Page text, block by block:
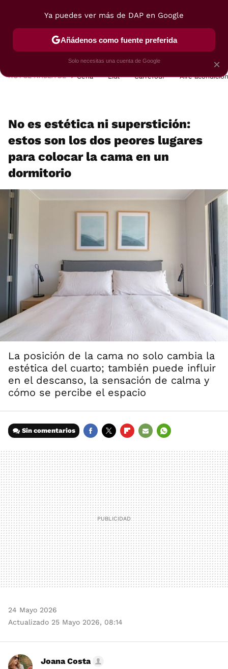
POSTRES VIAJES SELECCIÓN VEGUI
HOY SE HABLA DE Cena Lidl Carrefour Aire
No es estética ni superstición:
estos son los dos peores lugares
para colocar la cama en un
dormitorio
La posición de la cama no solo cambia la
estética del cuarto; también puede influir
en el descanso, la sensación de calma y
cómo se percibe el espacio
Sin comentarios
MAIL
24 Mayo 2026
Actualizado 25 Mayo 2026, 08:14
Joana Costa
×
Ya puedes ver más de DAP en Google
Añádenos como fuente preferida
Solo necesitas una cuenta de Google